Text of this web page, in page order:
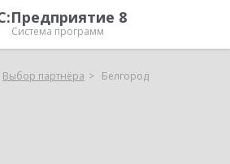
8
Система программ
Выбор партнёра Белгород